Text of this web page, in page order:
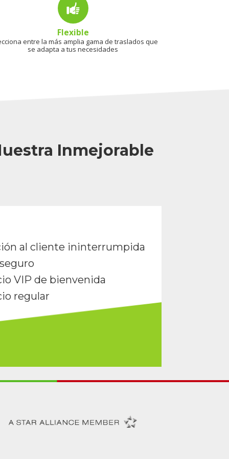
Flexible
entre la más amplia gama de traslados que
se adapta a tus necesidades
Inmejorable
al cliente ininterrumpida
VIP de bienvenida
regular